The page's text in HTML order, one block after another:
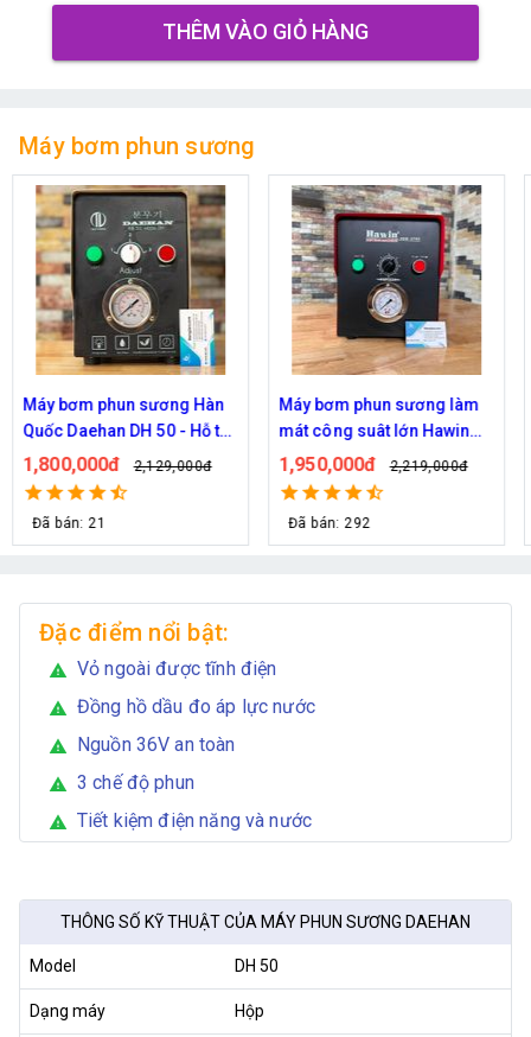
THÊM VÀO GIỎ HÀNG
Máy bơm phun sương
Máy bơm phun sương Hàn
Quốc Daehan DH 50 - Hỗ trợ
từ 30 đến 50 béc phun
1,800,000đ 2,129,000đ
Đã bán: 21
Máy bơm phun sương làm
mát công suât lớn Hawin
FOG-2703 hỗ trợ 70 đầu
phun
1,950,000đ 2,219,000đ
Đã bán: 292
Đặc điểm nổi bật:
warning Vỏ ngoài được tĩnh điện
warning Đồng hồ dầu đo áp lực nước
warning Nguồn 36V an toàn
warning 3 chế độ phun
warning Tiết kiệm điện năng và nước
THÔNG SỐ KỸ THUẬT CỦA MÁY PHUN SƯƠNG DAEHAN
Model DH 50
Dạng máy Hộp